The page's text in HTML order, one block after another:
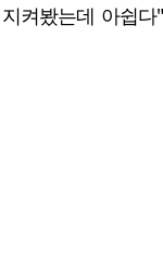
켜봤는데 아쉽다"